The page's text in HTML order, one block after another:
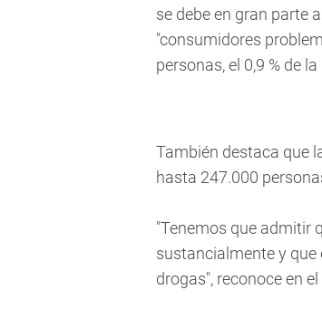
se debe en gran parte
"consumidores
personas, el 0,9 % de
También destaca que
hasta 247.000
"Tenemos que admitir
sustancialmente y
drogas", reconoce en